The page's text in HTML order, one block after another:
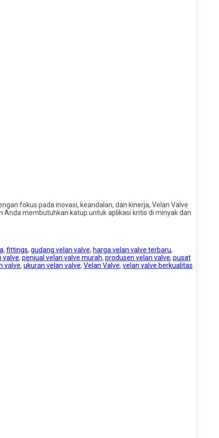
fokus pada inovasi, keandalan, dan kinerja, Velan Valve
membutuhkan katup untuk aplikasi kritis di minyak dan
, fittings, gudang velan valve, harga velan valve terbaru,
valve, penjual velan valve murah, produsen velan valve, pusat
valve, ukuran velan valve, Velan Valve, velan valve berkualitas